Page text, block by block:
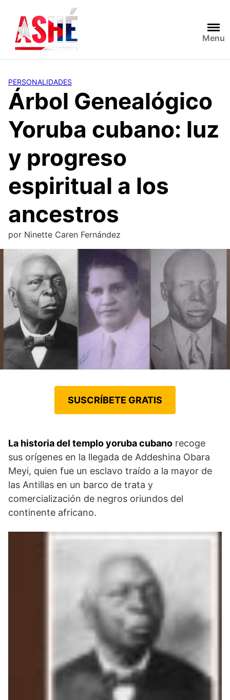
contenido
Menu
PERSONALIDADES
Árbol Genealógico
Yoruba cubano: luz
y progreso
espiritual a los
ancestros
por Ninette Caren Fernández
SUSCRÍBETE GRATIS
La historia del templo yoruba cubano recoge
sus orígenes en la llegada de Addeshina Obara
Meyi, quien fue un esclavo traído a la mayor de
las Antillas en un barco de trata y
comercialización de negros oriundos del
continente africano.